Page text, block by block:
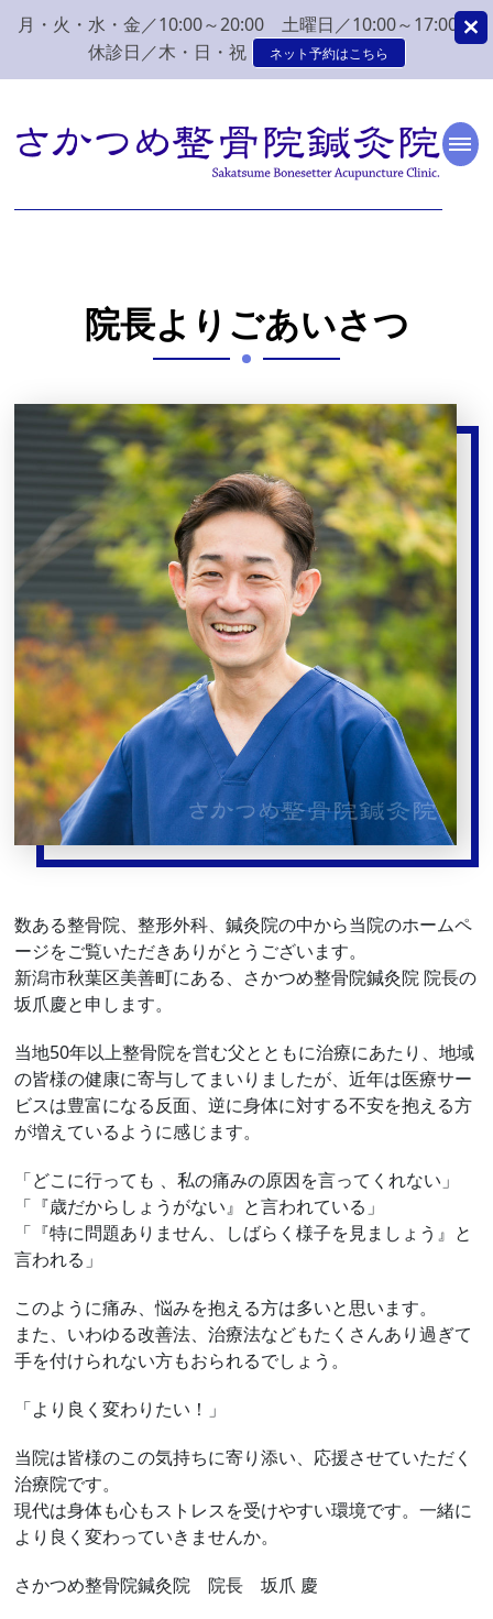
月・火・水・金／10:00～20:00 土曜日／10:00～17:00
休診日／木・日・祝
ネット予約はこちら
新潟市 秋葉区 肩こり
つめ整骨院鍼灸院
鍼灸院へ。みなさまの気持ちに寄り添い、丁寧な問診、治療をさせて
院長よりごあいさつ
数ある整骨院、整形外科、鍼灸院の中から当院のホームペ
ージをご覧いただきありがとうございます。
新潟市秋葉区美善町にある、さかつめ整骨院鍼灸院 院長の
坂爪慶と申します。
当地50年以上整骨院を営む父とともに治療にあたり、地域
の皆様の健康に寄与してまいりましたが、近年は医療サー
ビスは豊富になる反面、逆に身体に対する不安を抱える方
が増えているように感じます。
「どこに行っても 、私の痛みの原因を言ってくれない」
「『歳だからしょうがない』と言われている」
「『特に問題ありません、しばらく様子を見ましょう』と
言われる」
このように痛み、悩みを抱える方は多いと思います。
また、いわゆる改善法、治療法などもたくさんあり過ぎて
手を付けられない方もおられるでしょう。
「より良く変わりたい！」
当院は皆様のこの気持ちに寄り添い、応援させていただく
治療院です。
現代は身体も心もストレスを受けやすい環境です。一緒に
より良く変わっていきませんか。
さかつめ整骨院鍼灸院 院長 坂爪 慶